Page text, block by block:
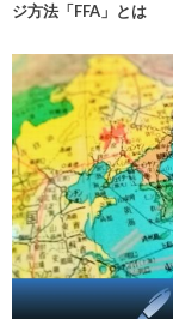
ジ方法「FFA」とは